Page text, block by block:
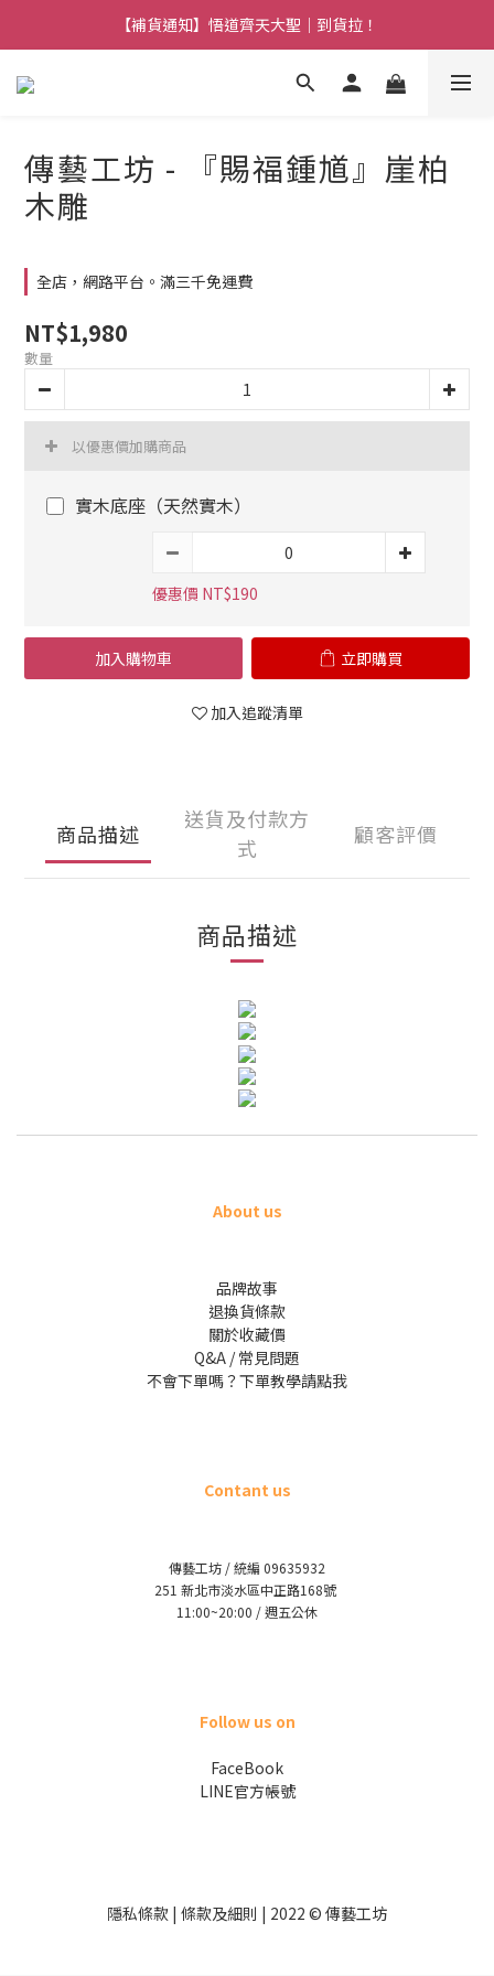
【熱門】馬上有系列！四種寶物幫你財運「轉」進來
【補貨通知】悟道齊天大聖｜到貨拉！
【熱門】馬上有系列！四種寶物幫你財運「轉」進來
傳藝工坊 - 『賜福鍾馗』崖柏
木雕
全店，網路平台。滿三千免運費
NT$1,980
數量
以優惠價加購商品
實木底座（天然實木）
優惠價 NT$190
加入購物車 立即購買
加入追蹤清單
商品描述
送貨及付款方
式
顧客評價
商品描述
About us
品牌故事
退換貨條款
關於收藏價
Q&A / 常見問題
不會下單嗎？下單教學請點我
Contant us
傳藝工坊 / 統編 09635932
251 新北市淡水區中正路168號
11:00~20:00 / 週五公休
Follow us on
FaceBook
LINE官方帳號
隱私條款 | 條款及細則 | 2022 © 傳藝工坊